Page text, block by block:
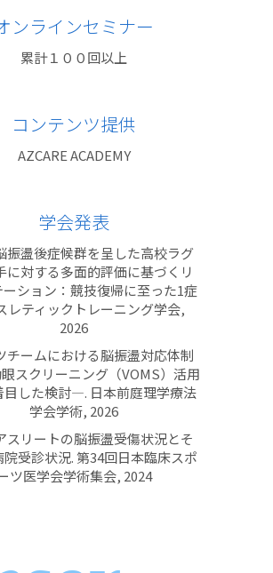
ンラインセミナー
累計１００回以上
コンテンツ提供
AZCARE ACADEMY
学会発表
振盪後症候群を呈した高校ラグ
に対する多面的評価に基づくリ
ーション：競技復帰に至った1症
レティックトレーニング学会,
2026
チームにおける脳振盪対応体制
スクリーニング（VOMS）活用
目した検討―. 日本前庭理学療法
学会学術, 2026
スリートの脳振盪受傷状況とそ
院受診状況. 第34回日本臨床スポ
ツ医学会学術集会, 2024